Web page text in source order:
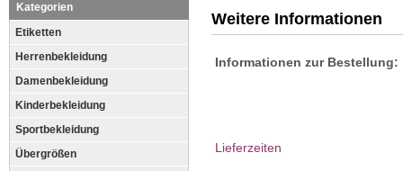
Kategorien
Etiketten
Herrenbekleidung
Damenbekleidung
Kinderbekleidung
Sportbekleidung
Übergrößen
Weitere Informationen
Informationen zur Bestellung:
Lieferzeiten